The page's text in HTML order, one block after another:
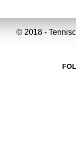
© 2018 -